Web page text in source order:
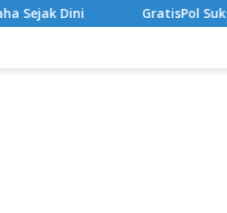
GratisPol Sukses Jangkau Puluhan